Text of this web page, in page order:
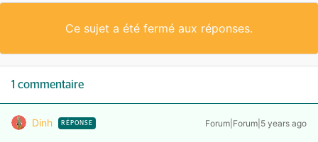
Ce sujet a été fermé aux réponses.
1 commentaire
Dinh RÉPONSE Forum|Forum|5 years ago